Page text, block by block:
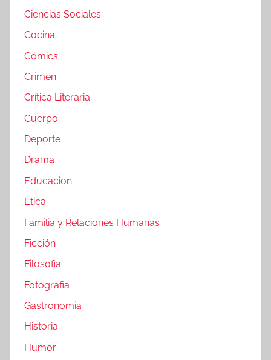
Ciencias Sociales
Cocina
Cómics
Crimen
Crítica Literaria
Cuerpo
Deporte
Drama
Educacion
Etica
Familia y Relaciones Humanas
Ficción
Filosofia
Fotografia
Gastronomia
Historia
Humor